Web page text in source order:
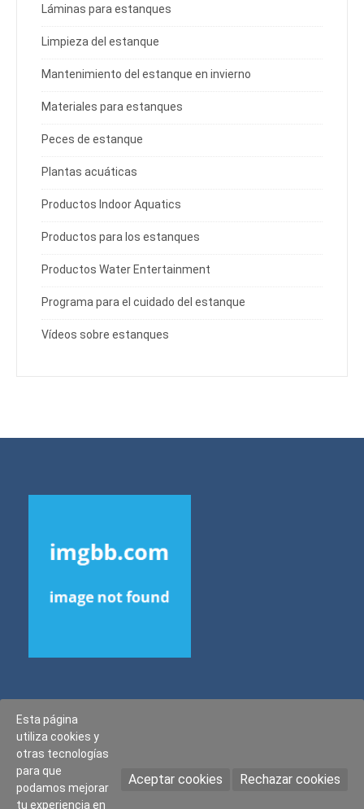
Láminas para estanques
Limpieza del estanque
Mantenimiento del estanque en invierno
Materiales para estanques
Peces de estanque
Plantas acuáticas
Productos Indoor Aquatics
Productos para los estanques
Productos Water Entertainment
Programa para el cuidado del estanque
Vídeos sobre estanques
Esta página
utiliza cookies y
otras tecnologías
para que
podamos mejorar
tu experiencia en
Aceptar cookies Rechazar cookies